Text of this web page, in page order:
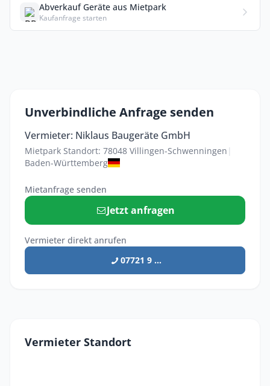
Abverkauf Geräte aus Mietpark
Kaufanfrage starten
Unverbindliche Anfrage senden
Vermieter: Niklaus Baugeräte GmbH
Mietpark Standort: 78048 Villingen-Schwenningen |
Baden-Württemberg
Mietanfrage senden
Jetzt anfragen
Vermieter direkt anrufen
07721 9 ...
Vermieter Standort